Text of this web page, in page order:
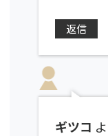
返信
ギツコ